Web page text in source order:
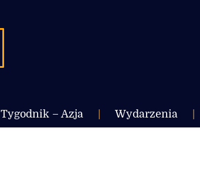
Tygodnik – Azja Wydarzenia